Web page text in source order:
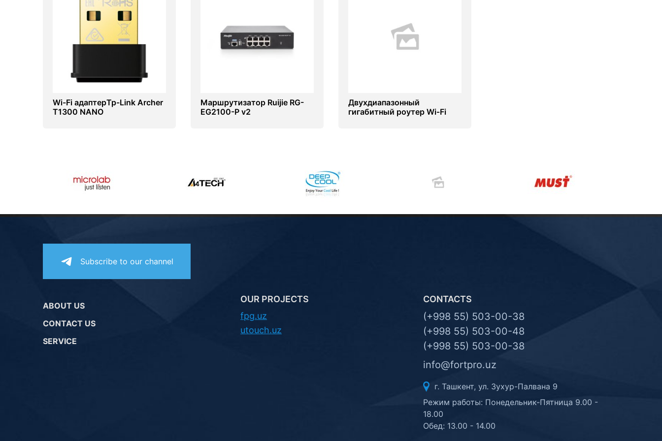
Wi-Fi адаптерTp-Link Archer
T1300 NANO
Маршрутизатор Ruijie RG-
EG2100-P v2
Двухдиапазонный
гигабитный роутер Wi‑Fi
Subscribe to our channel
ABOUT US
CONTACT US
SERVICE
OUR PROJECTS
fpg.uz
utouch.uz
CONTACTS
(+998 55) 503-00-38
(+998 55) 503-00-48
(+998 55) 503-00-38
info@fortpro.uz
г. Ташкент, ул. Зухур-Палвана 9
Режим работы: Понедельник-Пятница 9.00 -
18.00
Обед: 13.00 - 14.00